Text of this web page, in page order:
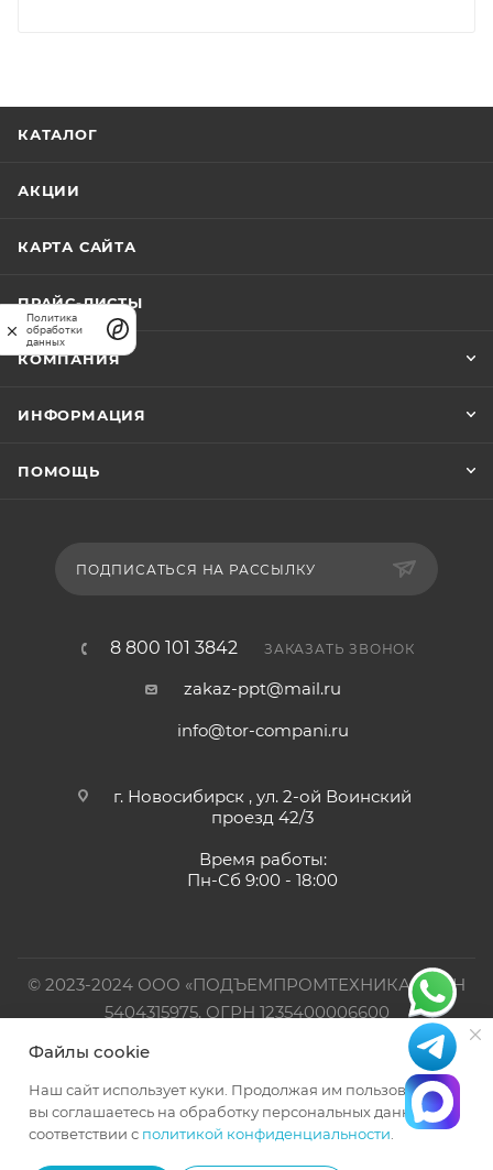
КАТАЛОГ
АКЦИИ
КАРТА САЙТА
ПРАЙС-ЛИСТЫ
КОМПАНИЯ
ИНФОРМАЦИЯ
ПОМОЩЬ
ПОДПИСАТЬСЯ НА РАССЫЛКУ
8 800 101 3842 ЗАКАЗАТЬ ЗВОНОК
zakaz-ppt@mail.ru
info@tor-compani.ru
г. Новосибирск , ул. 2-ой Воинский
проезд 42/3
Время работы:
Пн-Сб 9:00 - 18:00
© 2023-2024 ООО «ПОДЪЕМПРОМТЕХНИКА». ИНН
5404315975, ОГРН 1235400006600
Официальный представитель TOR INDUSTRIES
Файлы cookie
Наш сайт использует куки. Продолжая им пользоваться,
вы соглашаетесь на обработку персональных данных в
соответствии с политикой конфиденциальности
Политика
обработки
данных